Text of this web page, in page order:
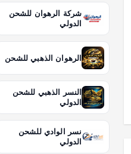
شركة الرهوان للشحن
الدولي
الرهوان الذهبي للشحن
النسر الذهبي للشحن
الدولي
نسر الوادي للشحن
الدولي